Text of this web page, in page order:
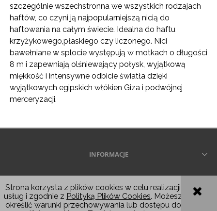
Strona korzysta z plików cookies w celu realizacji
usług i zgodnie z Polityką Plików Cookies. Możesz
określić warunki przechowywania lub dostępu do
szczególnie wszechstronna we wszystkich rodzajach
haftów, co czyni ją najpopularniejszą nicią do
haftowania na całym świecie. Idealna do haftu
krzyżykowego,płaskiego czy liczonego. Nici
bawełniane w splocie występują w motkach o długości
8 m i zapewniają olśniewający połysk, wyjątkową
miękkość i intensywne odbicie światła dzięki
wyjątkowych egipskich włókien Giza i podwójnej
merceryzacji.
INFORMACJE
POKAŻ PEŁNĄ WERSJĘ STRONY